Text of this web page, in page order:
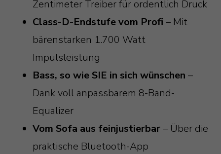
Zentimeter Treiber für ordentlich Druck
Class-D-Endstufe vom Profi – Mit
bärenstarken 1.700 Watt
Impulsleistung
Bass, so wie SIE in sich wünschen –
Dank voll anpassbarem 8-Band-
Equalizer
Vom Sofa aus feinjustierbar– Über die
praktische Bluetooth-App